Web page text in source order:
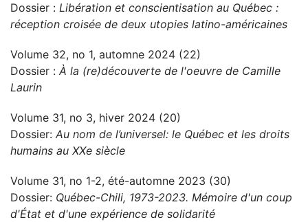
Dossier : Libération et conscientisation au Québec :
réception croisée de deux utopies latino-américaines
Volume 32, no 1, automne 2024 (22)
Dossier : À la (re)découverte de l'oeuvre de Camille
Laurin
Volume 31, no 3, hiver 2024 (20)
Dossier: Au nom de l’universel: le Québec et les droits
humains au XXe siècle
Volume 31, no 1-2, été-automne 2023 (30)
Dossier: Québec-Chili, 1973-2023. Mémoire d'un coup
d'État et d'une expérience de solidarité